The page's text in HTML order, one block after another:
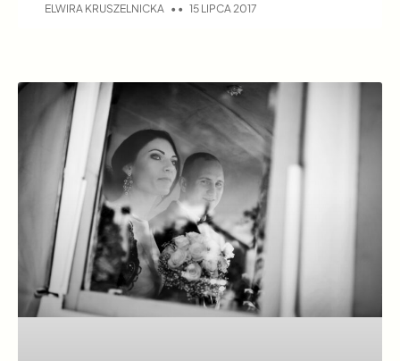
ELWIRA KRUSZELNICKA 15 LIPCA 2017